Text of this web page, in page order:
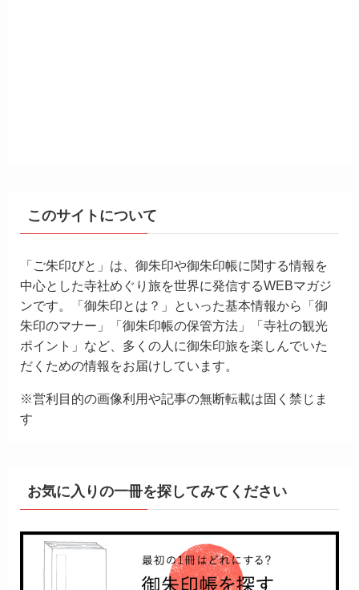
このサイトについて
「ご朱印びと」は、御朱印や御朱印帳に関する情報を
中心とした寺社めぐり旅を世界に発信するWEBマガジ
ンです。「御朱印とは？」といった基本情報から「御
朱印のマナー」「御朱印帳の保管方法」「寺社の観光
ポイント」など、多くの人に御朱印旅を楽しんでいた
だくための情報をお届けしています。
※営利目的の画像利用や記事の無断転載は固く禁じま
す
お気に入りの一冊を探してみてください